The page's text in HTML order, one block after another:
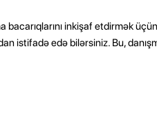
inkişaf etdirmək
istifadə edə bilərsiniz. Bu,